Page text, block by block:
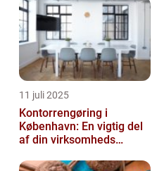
11 juli 2025
Kontorrengøring i
København: En vigtig del
af din virksomheds